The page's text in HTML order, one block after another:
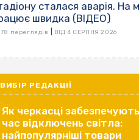
сталася аварія. На
швидка (ВІДЕО)
переглядів ВІД 4 СЕРПНЯ 2026
ВИБІР РЕДАКЦІЇ
Як черкасці
час відключень світла:
найпопулярніші товари